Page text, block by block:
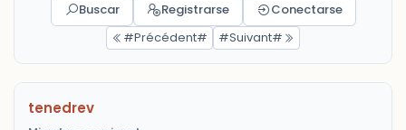
Buscar
Registrarse
Conectarse
#Précédent#
#Suivant#
tenedrev